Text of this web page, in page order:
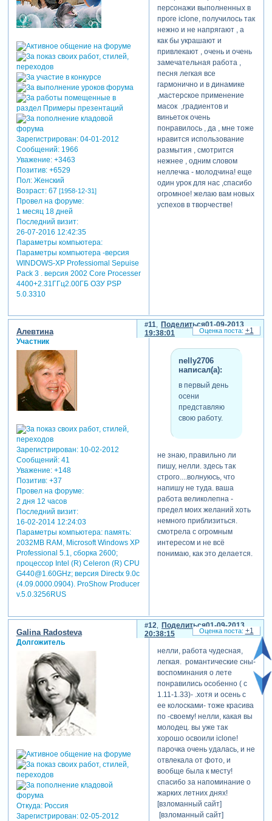
Зарегистрирован: 04-01-2012
Сообщений:1966
Уважение: +3463
Позитив: +6529
Пол:Женский
Возраст:67 [1958-12-31]
Провел на форуме:
1 месяц 18 дней
Последний визит:
26-07-2016 12:42:35
Параметры компьютера:
Параметры компьютера -версия
WINDOWS-XP Professiomal Sepuise
Pack 3 . версия 2002 Core Processer
4400+2.31ГГц2.00ГБ ОЗУ PSP
5.0.3310
персонажи выполненных в
проге iclone, получилось так
нежно и не напрягают , а
как бы украшают и
привлекают , очень и очень
замечательная работа ,
песня легкая все
гармонично и в динамике
,мастерское применение
масок ,градиентов и
виньеток очень
понравилось , да , мне тоже
нравится использование
размытия , смотрится
нежнее , одним словом
неллечка - молодчина! еще
один урок для нас ,спасибо
огромное! желаю вам новых
успехов в творчестве!
Поделиться
11
01-09-2013
19:38:01
Алевтина
Участник
Зарегистрирован: 10-02-2012
Сообщений:41
Уважение: +148
Позитив: +37
Провел на форуме:
2 дня 12 часов
Последний визит:
16-02-2014 12:24:03
Параметры компьютера:память:
2032MB RAM, Microsoft Windows XP
Professional 5.1, сборка 2600;
процессор Intel (R) Celeron (R) CPU
G440@1.60GHz; версия Directx 9.0c
(4.09.0000.0904). ProShow Producer
v.5.0.3256RUS
nelly2706
написал(а):
в первый день
осени
представляю
свою работу.
не знаю, правильно ли
пишу, нелли. здесь так
строго....волнуюсь, что
напишу не туда. ваша
работа великолепна -
предел моих желаний хоть
немного приблизиться.
смотрела с огромным
интересом и не всё
понимаю, как это делается.
+1
Поделиться
12
01-09-2013
20:38:15
Galina Radosteva
Долгожитель
Откуда:Россия
Зарегистрирован: 02-05-2012
нелли, работа чудесная,
легкая. романтические сны-
воспоминания о лете
понравились особенно ( с
1.11-1.33)- .хотя и осень с
ее колосками- тоже красива
по -своему! нелли, какая вы
молодец. вы уже так
хорошо освоили iclone!
парочка очень удалась, и не
отвлекала от фото, и
вообще была к месту!
спасибо за напоминание о
жарких летних днях!
[взломанный сайт]
[взломанный сайт]
+1